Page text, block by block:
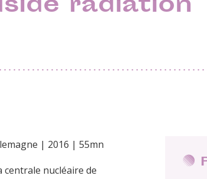
| 2016 | 55mn
centrale nucléaire de